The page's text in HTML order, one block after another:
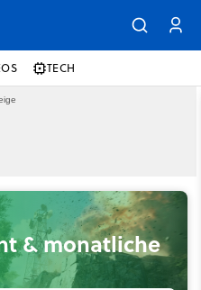
TECH
& monatliche